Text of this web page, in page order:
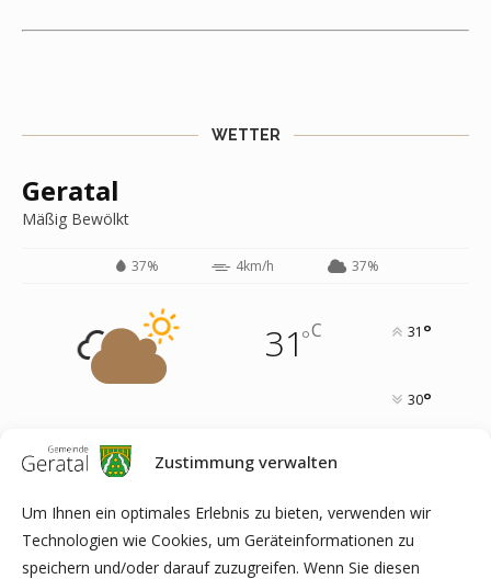
Zustimmung verwalten
Um Ihnen ein optimales Erlebnis zu bieten, verwenden wir
Technologien wie Cookies, um Geräteinformationen zu
speichern und/oder darauf zuzugreifen. Wenn Sie diesen
WETTER
Geratal
Mäßig Bewölkt
37% 4km/h 37%
31°C 31 °
30°
30° 19° 16° 12°
WED
13°